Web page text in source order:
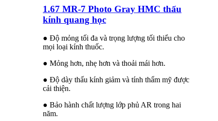
1.67 MR-7 Photo Gray HMC thấu
kính quang học
● Độ mỏng tối đa và trọng lượng tối thiểu cho
mọi loại kính thuốc.
● Mỏng hơn, nhẹ hơn và thoải mái hơn.
● Độ dày thấu kính giảm và tính thẩm mỹ được
cải thiện.
● Bảo hành chất lượng lớp phủ AR trong hai
năm.